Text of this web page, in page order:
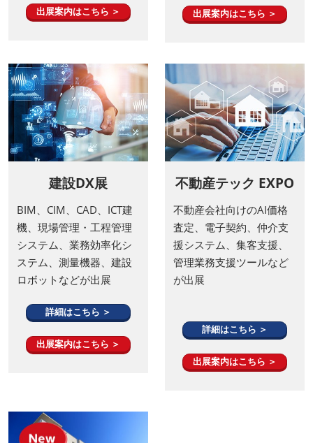
出展案内はこちら ＞ 出展案内はこちら ＞
建設DX展
BIM、CIM、CAD、ICT建
機、現場管理・工程管理
システム、業務効率化シ
ステム、測量機器、建設
ロボットなどが出展
詳細はこちら ＞
出展案内はこちら ＞
不動産テック EXPO
不動産会社向けのAI価格
査定、電子契約、仲介支
援システム、集客支援、
管理業務支援ツールなど
が出展
詳細はこちら ＞
出展案内はこちら ＞